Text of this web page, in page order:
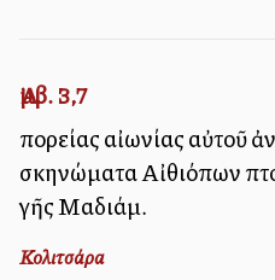
Ἀμβ. 3,7
πορείας αἰωνίας αὐτοῦ
σκηνώματα Αἰθιόπων
γῆς Μαδιάμ.
Κολιτσάρα